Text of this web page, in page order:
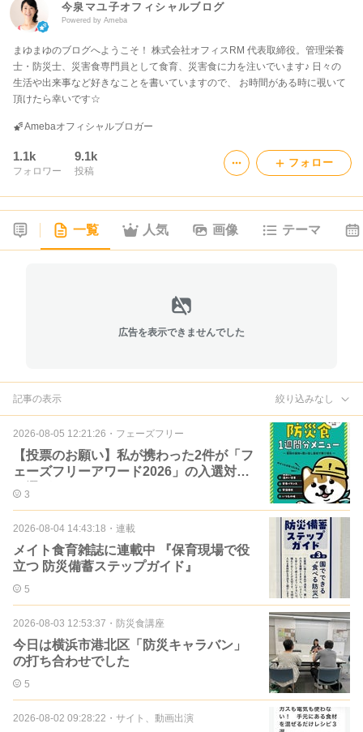
今泉マユ子オフィシャルブログ
Powered by Ameba
まゆまゆのブログへようこそ！ 株式会社オフィスRM 代表取締役。管理栄養
士・防災士、災害食専門員として食育、災害食に力を注いでいます♪ 日々の
生活や出来事など好きなことを書いていますので、 お時間がある時に覗いて
頂けたら幸いです☆
Amebaオフィシャルブロガー
1.1k
フォロワー
9.1k
投稿
フォロー
一覧 人気 画像 テーマ
広告を表示できませんでした
記事の表示 絞り込みなし
2026-08-05 12:21:26 ・ フェーズフリー
【投票のお願い】私が携わった2件が「フ
ェーズフリーアワード2026」の入選対象
に選ばれました
3
2026-08-04 14:43:18 ・ 連載
メイト食育雑誌に連載中 『保育現場で役
立つ 防災備蓄ステップガイド』
5
2026-08-03 12:53:37 ・ 防災食講座
今日は横浜市港北区「防災キャラバン」
の打ち合わせでした
5
2026-08-02 09:28:22 ・ サイト、動画出演